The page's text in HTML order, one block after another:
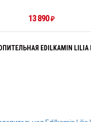
13 890₽
EDILKAMIN LILIA